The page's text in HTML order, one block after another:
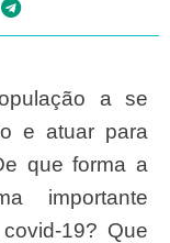
e atuar para
que forma a
importante
19? Que